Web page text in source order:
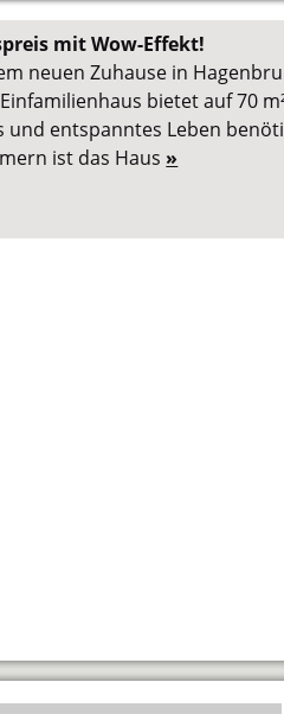
mit Wow-Effekt!
neuen Zuhause in
bietet auf 70
und entspanntes Leben
ist das Haus »